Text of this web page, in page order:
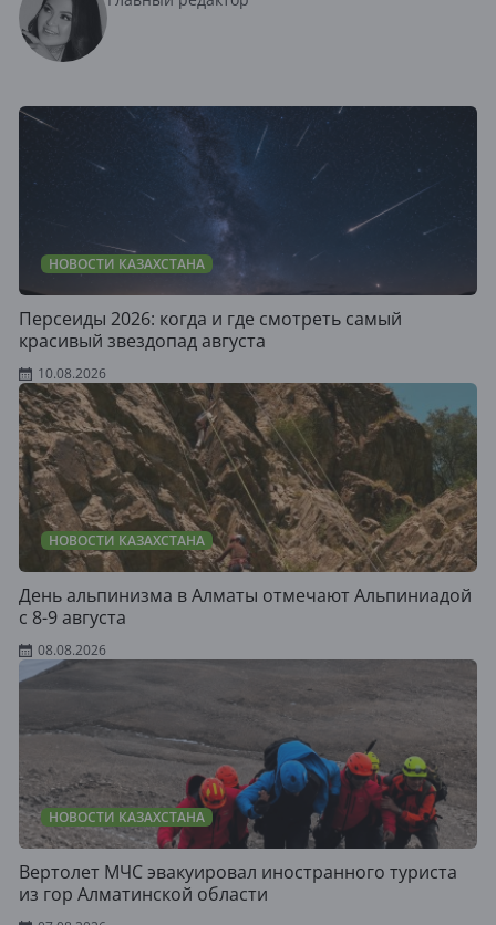
НОВОСТИ КАЗАХСТАНА
Персеиды 2026: когда и где смотреть самый
красивый звездопад августа
10.08.2026
НОВОСТИ КАЗАХСТАНА
День альпинизма в Алматы отмечают Альпиниадой
с 8-9 августа
08.08.2026
НОВОСТИ КАЗАХСТАНА
Вертолет МЧС эвакуировал иностранного туриста
из гор Алматинской области